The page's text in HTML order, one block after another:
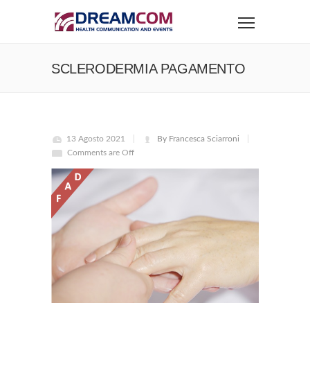
SCLERODERMIA PAGAMENTO
13 Agosto 2021
By Francesca Sciarroni
Comments are Off